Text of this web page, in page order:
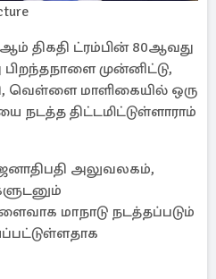
திகதி ட்ரம்பின் 80ஆவது
முன்னிட்டு,
வெள்ளை மாளிகையில் ஒரு
நடத்த திட்டமிட்டுள்ளாராம்
அலுவலகம்,
மாநாடு நடத்தப்படும்